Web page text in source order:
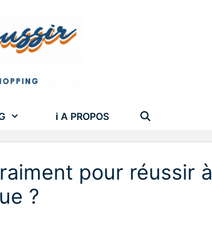
ℹ A PROPOS
pour réussir à
?